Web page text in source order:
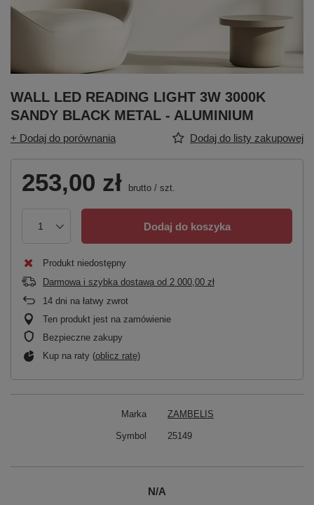
WALL LED READING LIGHT 3W 3000K
SANDY BLACK METAL - ALUMINIUM
+ Dodaj do porównania Dodaj do listy zakupowej
253,00 zł brutto / szt.
Dodaj do koszyka
Produkt niedostępny
Darmowa i szybka dostawa od 2 000,00 zł
14 dni na łatwy zwrot
Ten produkt jest na zamówienie
Bezpieczne zakupy
Kup na raty (oblicz ratę)
Marka ZAMBELIS
Symbol 25149
N/A